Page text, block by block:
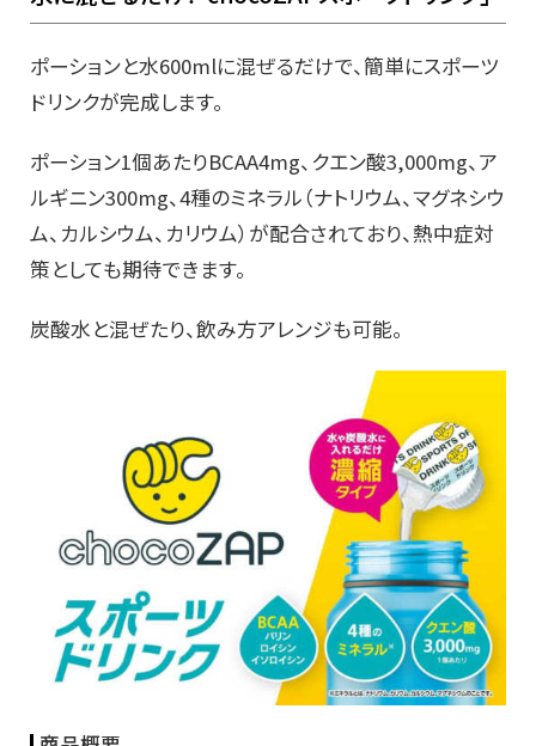
ポーションと水600mlに混ぜるだけで、簡単にスポーツ
ドリンクが完成します。
ポーション1個あたりBCAA4mg、クエン酸3,000mg、 ア
ルギニン300mg、4種のミネラル（ナトリウム、マグネシウ
ム、カルシウム、カリウム）が配合されており、熱中症対
策としても期待できます。
炭酸水と混ぜたり、飲み方アレンジも可能。